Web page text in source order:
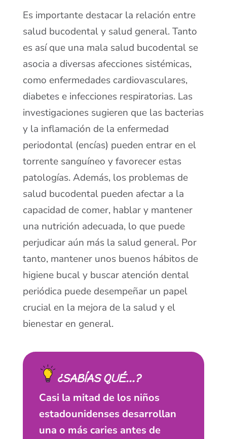
Es importante destacar la relación entre
salud bucodental y salud general. Tanto
es así que una mala salud bucodental se
asocia a diversas afecciones sistémicas,
como enfermedades cardiovasculares,
diabetes e infecciones respiratorias. Las
investigaciones sugieren que las bacterias
y la inflamación de la enfermedad
periodontal (encías) pueden entrar en el
torrente sanguíneo y favorecer estas
patologías. Además, los problemas de
salud bucodental pueden afectar a la
capacidad de comer, hablar y mantener
una nutrición adecuada, lo que puede
perjudicar aún más la salud general. Por
tanto, mantener unos buenos hábitos de
higiene bucal y buscar atención dental
periódica puede desempeñar un papel
crucial en la mejora de la salud y el
bienestar en general.
¿SABÍAS QUÉ...?
Casi la mitad de los niños
estadounidenses desarrollan
una o más caries antes de